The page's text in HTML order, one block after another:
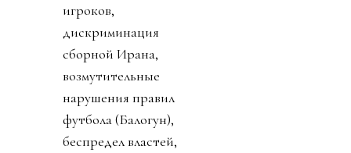
игроков,
дискриминация
сборной Ирана,
возмутительные
нарушения правил
футбола (Балогун),
беспредел властей,